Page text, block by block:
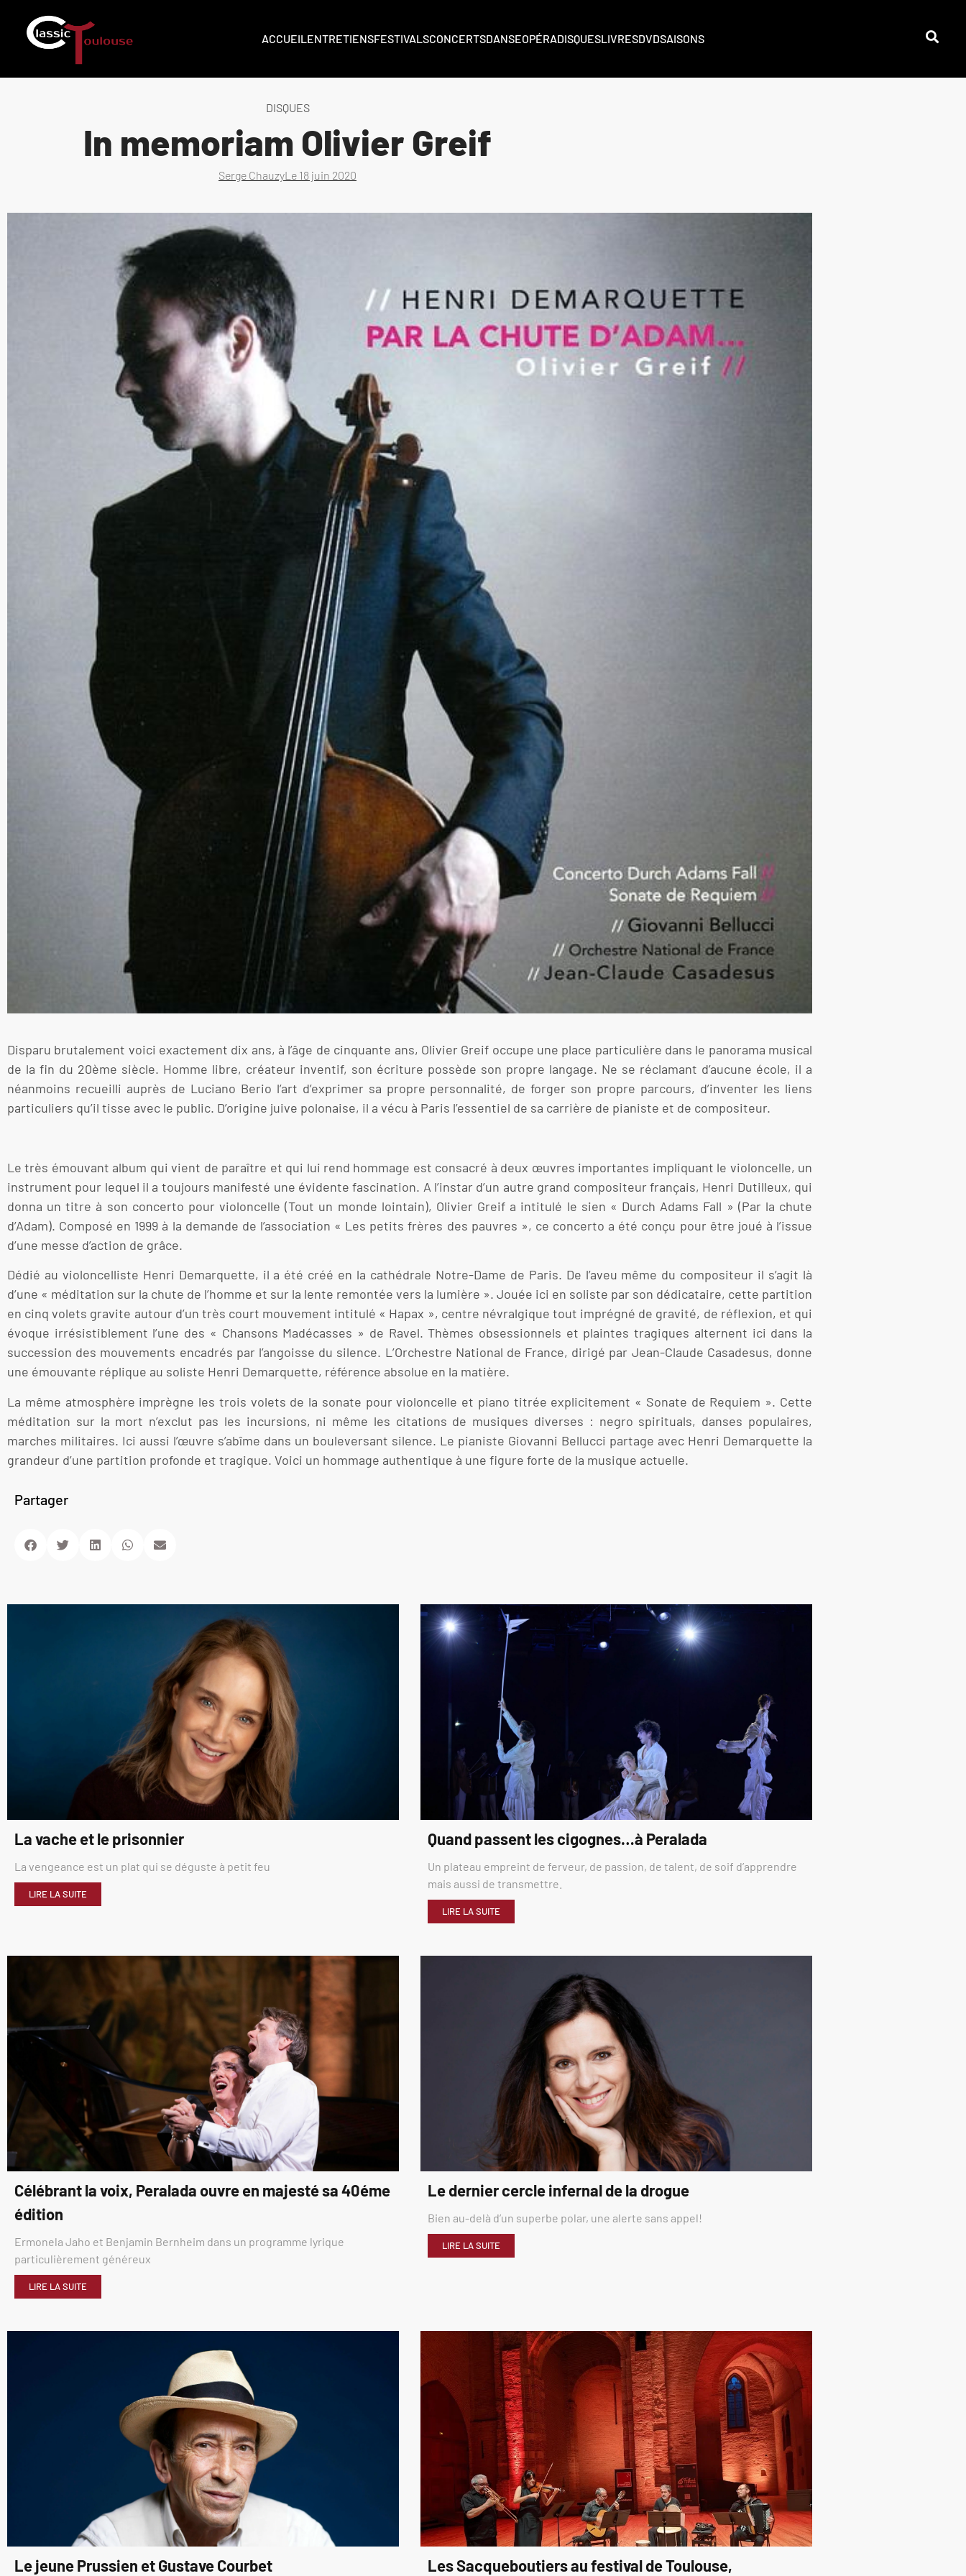
ACCUEILENTRETIENSFESTIVALSCONCERTSDANSEOPÉRADISQUESLIVRESDVDSAISONS
DISQUES
In memoriam Olivier Greif
Serge ChauzyLe 18 juin 2020
Disparu brutalement voici exactement dix ans, à l’âge de cinquante ans, Olivier Greif occupe une place particulière dans le panorama musical
de la fin du 20ème siècle. Homme libre, créateur inventif, son écriture possède son propre langage. Ne se réclamant d’aucune école, il a
néanmoins recueilli auprès de Luciano Berio l’art d’exprimer sa propre personnalité, de forger son propre parcours, d’inventer les liens
particuliers qu’il tisse avec le public. D’origine juive polonaise, il a vécu à Paris l’essentiel de sa carrière de pianiste et de compositeur.
Le très émouvant album qui vient de paraître et qui lui rend hommage est consacré à deux œuvres importantes impliquant le violoncelle, un
instrument pour lequel il a toujours manifesté une évidente fascination. A l’instar d’un autre grand compositeur français, Henri Dutilleux, qui
donna un titre à son concerto pour violoncelle (Tout un monde lointain), Olivier Greif a intitulé le sien « Durch Adams Fall » (Par la chute
d’Adam). Composé en 1999 à la demande de l’association « Les petits frères des pauvres », ce concerto a été conçu pour être joué à l’issue
d’une messe d’action de grâce.
Dédié au violoncelliste Henri Demarquette, il a été créé en la cathédrale Notre-Dame de Paris. De l’aveu même du compositeur il s’agit là
d’une « méditation sur la chute de l’homme et sur la lente remontée vers la lumière ». Jouée ici en soliste par son dédicataire, cette partition
en cinq volets gravite autour d’un très court mouvement intitulé « Hapax », centre névralgique tout imprégné de gravité, de réflexion, et qui
évoque irrésistiblement l’une des « Chansons Madécasses » de Ravel. Thèmes obsessionnels et plaintes tragiques alternent ici dans la
succession des mouvements encadrés par l’angoisse du silence. L’Orchestre National de France, dirigé par Jean-Claude Casadesus, donne
une émouvante réplique au soliste Henri Demarquette, référence absolue en la matière.
La même atmosphère imprègne les trois volets de la sonate pour violoncelle et piano titrée explicitement « Sonate de Requiem ». Cette
méditation sur la mort n’exclut pas les incursions, ni même les citations de musiques diverses : negro spirituals, danses populaires,
marches militaires. Ici aussi l’œuvre s’abîme dans un bouleversant silence. Le pianiste Giovanni Bellucci partage avec Henri Demarquette la
grandeur d’une partition profonde et tragique. Voici un hommage authentique à une figure forte de la musique actuelle.
Partager
La vache et le prisonnier
La vengeance est un plat qui se déguste à petit feu
LIRE LA SUITE
Quand passent les cigognes…à Peralada
Un plateau empreint de ferveur, de passion, de talent, de soif d’apprendre
mais aussi de transmettre.
LIRE LA SUITE
Célébrant la voix, Peralada ouvre en majesté sa 40éme
édition
Ermonela Jaho et Benjamin Bernheim dans un programme lyrique
particulièrement généreux
LIRE LA SUITE
Le dernier cercle infernal de la drogue
Bien au-delà d’un superbe polar, une alerte sans appel!
LIRE LA SUITE
Le jeune Prussien et Gustave Courbet Les Sacqueboutiers au festival de Toulouse,